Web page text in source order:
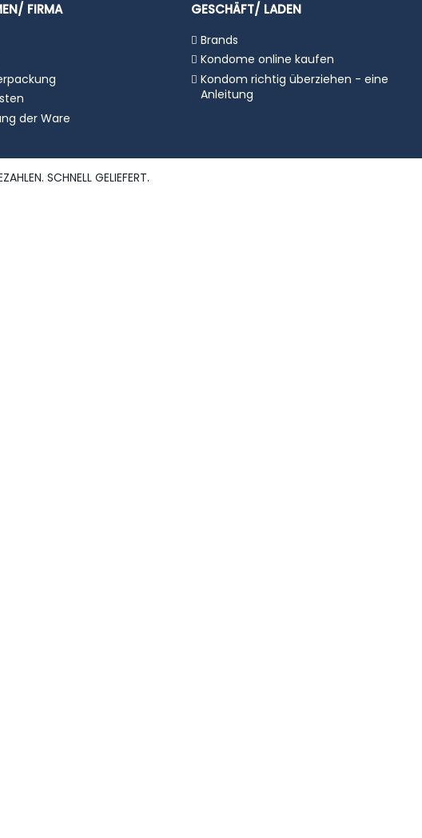
FIRMA
der Ware
GESCHÄFT/ LADEN
Brands
Kondome online kaufen
Kondom richtig überziehen - eine
Anleitung
SCHNELL GELIEFERT.